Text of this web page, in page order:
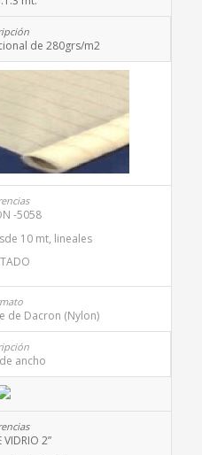
de 280grs/m2
-5058
10 mt, lineales
de Dacron (Nylon)
ancho
VIDRIO 2”